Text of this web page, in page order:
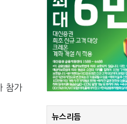
참가
뉴스리듬